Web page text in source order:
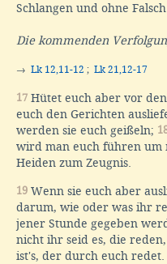
Schlangen und ohne
Die kommenden
→ Lk 12,11-12 ; Lk 21,12-17
17 Hütet euch aber vor
euch den Gerichten
werden sie euch geißeln;
wird man euch führen um
Heiden zum Zeugnis.
19 Wenn sie euch aber
darum, wie oder was ihr
jener Stunde gegeben
nicht ihr seid es, die
ist's, der durch euch redet.